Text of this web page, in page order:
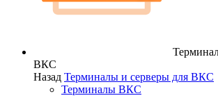
ВКС
Назад Терминалы и серверы для ВКС
Терминалы ВКС